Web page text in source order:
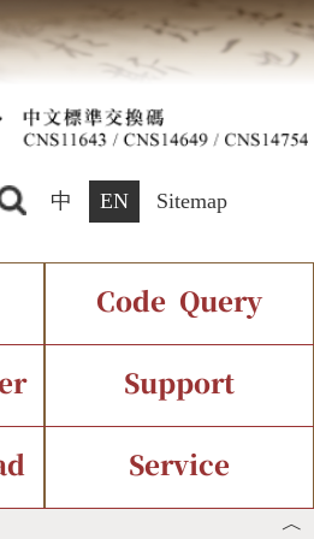
中 EN Sitemap
Current Status
Code Query
Support
Service
︿